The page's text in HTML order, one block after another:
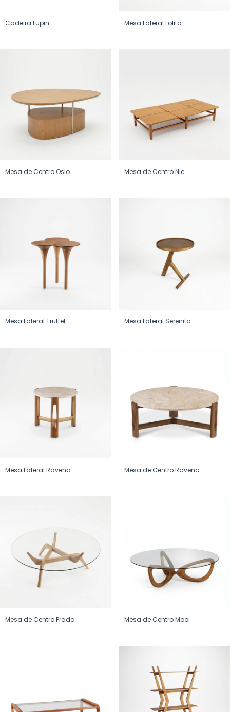
Cadeira Lupin Mesa Lateral Lolita
Mesa de Centro Oslo Mesa de Centro Nic
Mesa Lateral Truffel Mesa Lateral Serenita
Mesa Lateral Ravena Mesa de Centro Ravena
Mesa de Centro Prada Mesa de Centro Mooi